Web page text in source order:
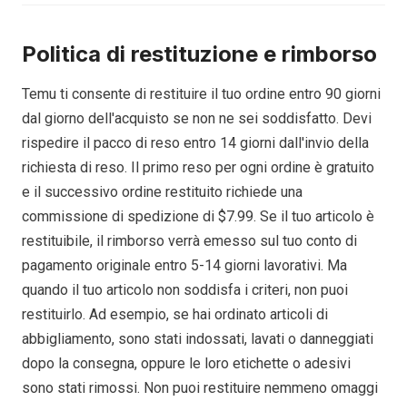
Politica di restituzione e rimborso
Temu ti consente di restituire il tuo ordine entro 90 giorni
dal giorno dell'acquisto se non ne sei soddisfatto. Devi
rispedire il pacco di reso entro 14 giorni dall'invio della
richiesta di reso. Il primo reso per ogni ordine è gratuito
e il successivo ordine restituito richiede una
commissione di spedizione di $7.99. Se il tuo articolo è
restituibile, il rimborso verrà emesso sul tuo conto di
pagamento originale entro 5-14 giorni lavorativi. Ma
quando il tuo articolo non soddisfa i criteri, non puoi
restituirlo. Ad esempio, se hai ordinato articoli di
abbigliamento, sono stati indossati, lavati o danneggiati
dopo la consegna, oppure le loro etichette o adesivi
sono stati rimossi. Non puoi restituire nemmeno omaggi